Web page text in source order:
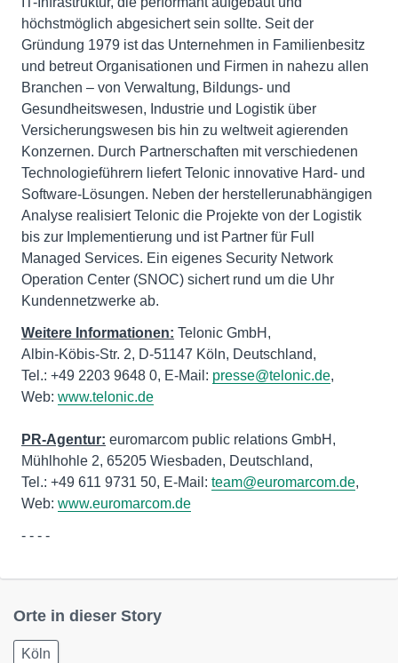
höchstmöglich abgesichert sein sollte. Seit der
Gründung 1979 ist das Unternehmen in Familienbesitz
und betreut Organisationen und Firmen in nahezu allen
Branchen – von Verwaltung, Bildungs- und
Gesundheitswesen, Industrie und Logistik über
Versicherungswesen bis hin zu weltweit agierenden
Konzernen. Durch Partnerschaften mit verschiedenen
Technologieführern liefert Telonic innovative Hard- und
Software-Lösungen. Neben der herstellerunabhängigen
Analyse realisiert Telonic die Projekte von der Logistik
bis zur Implementierung und ist Partner für Full
Managed Services. Ein eigenes Security Network
Operation Center (SNOC) sichert rund um die Uhr
Kundennetzwerke ab.
Weitere Informationen: Telonic GmbH,
Albin-Köbis-Str. 2, D-51147 Köln, Deutschland,
Tel.: +49 2203 9648 0, E-Mail: presse@telonic.de,
Web: www.telonic.de
PR-Agentur: euromarcom public relations GmbH,
Mühlhohle 2, 65205 Wiesbaden, Deutschland,
Tel.: +49 611 9731 50, E-Mail: team@euromarcom.de,
Web: www.euromarcom.de
- - - -
Orte in dieser Story
Köln